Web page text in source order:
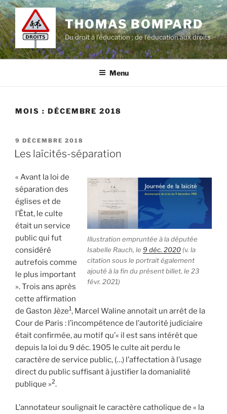
Aller
au
contenu
principal
THOMAS BOMPARD
Du droit à l’éducation ; de l'éducation aux droits
Menu
MOIS : DÉCEMBRE 2018
PUBLIÉ
LE
9 DÉCEMBRE 2018
Les laïcités-séparation
Illustration empruntée à la députée
Isabelle Rauch, le 9 déc. 2020 (v. la
citation sous le portrait également
ajouté à la fin du présent billet, le 23
févr. 2021)
« Avant la loi de
séparation des
églises et de
l’État, le culte
était un service
public qui fut
considéré
autrefois comme
le plus important
». Trois ans après
cette affirmation
de Gaston Jèze1, Marcel Waline annotait un arrêt de la
Cour de Paris : l’incompétence de l’autorité judiciaire
était confirmée, au motif qu’« il est sans intérêt que
depuis la loi du 9 déc. 1905 le culte ait perdu le
caractère de service public, (…) l’affectation à l’usage
direct du public suffisant à justifier la domanialité
publique »2.
L’annotateur soulignait le caractère catholique de « la